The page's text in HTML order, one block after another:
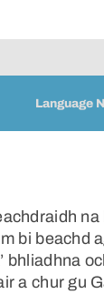
Language
na
bi beachd
bhliadhna
a chur gu